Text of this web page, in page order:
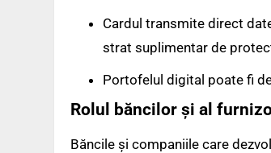
Cardul transmite direct
strat suplimentar de
Portofelul digital poate fi
Rolul băncilor și al
Băncile și companiile care